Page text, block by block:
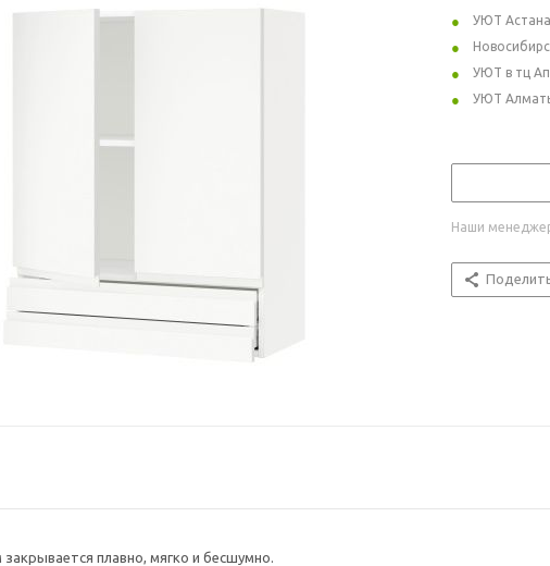
УЮТ Астана
УЮТ в тц
УЮТ
Наши
плавно, мягко и бесшумно.